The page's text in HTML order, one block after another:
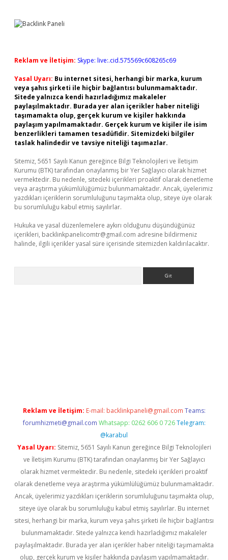
Reklam ve İletişim: Skype: live:.cid.575569c608265c69
Yasal Uyarı: Bu internet sitesi, herhangi bir marka, kurum
veya şahıs şirketi ile hiçbir bağlantısı bulunmamaktadır.
Sitede yalnızca kendi hazırladığımız makaleler
paylaşılmaktadır. Burada yer alan içerikler haber niteliği
taşımamakta olup, gerçek kurum ve kişiler hakkında
paylaşım yapılmamaktadır. Gerçek kurum ve kişiler ile isim
benzerlikleri tamamen tesadüfidir. Sitemizdeki bilgiler
taslak halindedir ve tavsiye niteliği taşımazlar.
Sitemiz, 5651 Sayılı Kanun gereğince Bilgi Teknolojileri ve İletişim
Kurumu (BTK) tarafından onaylanmış bir Yer Sağlayıcı olarak hizmet
vermektedir. Bu nedenle, sitedeki içerikleri proaktif olarak denetleme
veya araştırma yükümlülüğümüz bulunmamaktadır. Ancak, üyelerimiz
yazdıkları içeriklerin sorumluluğunu taşımakta olup, siteye üye olarak
bu sorumluluğu kabul etmiş sayılırlar.
Hukuka ve yasal düzenlemelere aykırı olduğunu düşündüğünüz
içerikleri, backlinkpanelicomtr@gmail.com adresine bildirmeniz
halinde, ilgili içerikler yasal süre içerisinde sitemizden kaldırılacaktır.
Reklam ve İletişim: E-mail: backlinkpaneli@gmail.com Teams:
forumhizmeti@gmail.com Whatsapp: 0262 606 0 726 Telegram:
@karabul
Yasal Uyarı: Sitemiz, 5651 Sayılı Kanun gereğince Bilgi Teknolojileri
ve İletişim Kurumu (BTK) tarafından onaylanmış bir Yer Sağlayıcı
olarak hizmet vermektedir. Bu nedenle, sitedeki içerikleri proaktif
olarak denetleme veya araştırma yükümlülüğümüz bulunmamaktadır.
Ancak, üyelerimiz yazdıkları içeriklerin sorumluluğunu taşımakta olup,
siteye üye olarak bu sorumluluğu kabul etmiş sayılırlar. Bu internet
sitesi, herhangi bir marka, kurum veya şahıs şirketi ile hiçbir bağlantısı
bulunmamaktadır. Sitede yalnızca kendi hazırladığımız makaleler
paylaşılmaktadır. Burada yer alan içerikler haber niteliği taşımamakta
olup, gerçek kurum ve kişiler hakkında paylaşım yapılmamaktadır.